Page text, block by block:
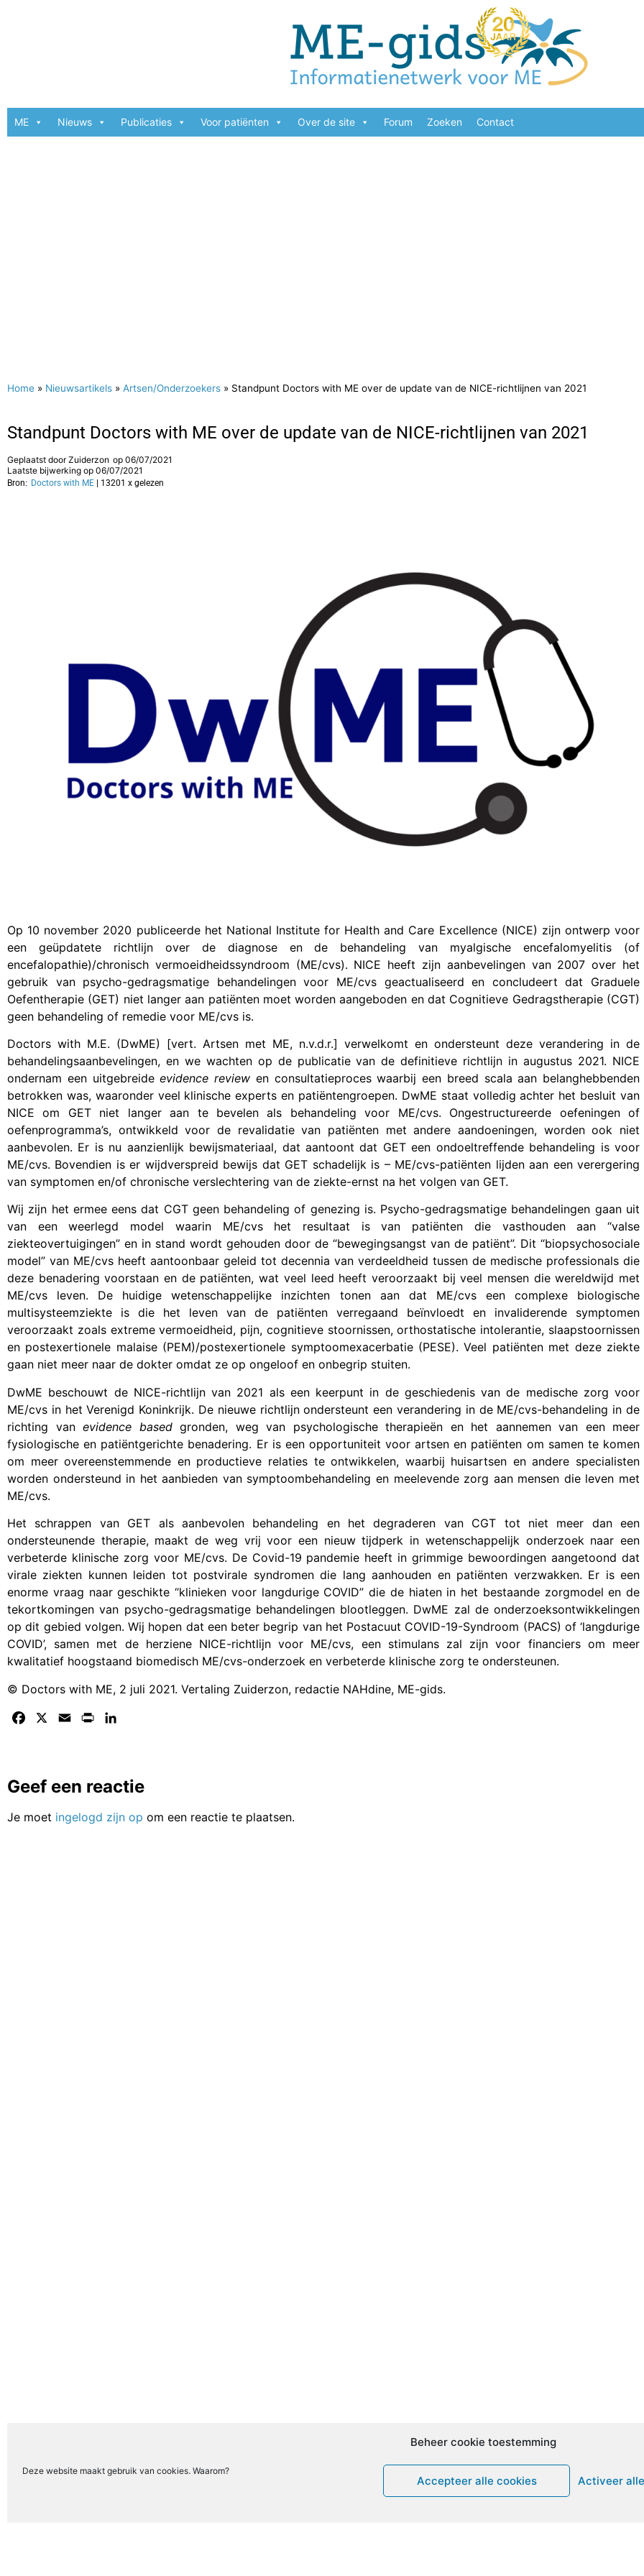
Beheer cookie toestemming
Deze website maakt gebruik van cookies. Waarom?
Accepteer alle cookies Activeer
ME Nieuws Publicaties Voor patiënten Over de site Forum Zoeken Contact
Home » Nieuwsartikels » Artsen/Onderzoekers » Standpunt Doctors with ME over de update van de NICE-richtlijnen van 2021
Standpunt Doctors with ME over de update van de NICE-richtlijnen van 2021
Geplaatst doorZuiderzon op 06/07/2021
Laatste bijwerking op 06/07/2021
Bron: Doctors with ME | 13201 x gelezen
Op 10 november 2020 publiceerde het National Institute for Health and Care Excellence (NICE) zijn ontwerp voor
een geüpdatete richtlijn over de diagnose en de behandeling van myalgische encefalomyelitis (of
encefalopathie)/chronisch vermoeidheidssyndroom (ME/cvs). NICE heeft zijn aanbevelingen van 2007 over het
gebruik van psycho-gedragsmatige behandelingen voor ME/cvs geactualiseerd en concludeert dat Graduele
Oefentherapie (GET) niet langer aan patiënten moet worden aangeboden en dat Cognitieve Gedragstherapie (CGT)
geen behandeling of remedie voor ME/cvs is.
Doctors with M.E. (DwME) [vert. Artsen met ME, n.v.d.r.] verwelkomt en ondersteunt deze verandering in de
behandelingsaanbevelingen, en we wachten op de publicatie van de definitieve richtlijn in augustus 2021. NICE
ondernam een uitgebreideevidence review en consultatieproces waarbij een breed scala aan belanghebbenden
betrokken was, waaronder veel klinische experts en patiëntengroepen. DwME staat volledig achter het besluit van
NICE om GET niet langer aan te bevelen als behandeling voor ME/cvs. Ongestructureerde oefeningen of
oefenprogramma’s, ontwikkeld voor de revalidatie van patiënten met andere aandoeningen, worden ook niet
aanbevolen. Er is nu aanzienlijk bewijsmateriaal, dat aantoont dat GET een ondoeltreffende behandeling is voor
ME/cvs. Bovendien is er wijdverspreid bewijs dat GET schadelijk is – ME/cvs-patiënten lijden aan een verergering
van symptomen en/of chronische verslechtering van de ziekte-ernst na het volgen van GET.
Wij zijn het ermee eens dat CGT geen behandeling of genezing is. Psycho-gedragsmatige behandelingen gaan uit
van een weerlegd model waarin ME/cvs het resultaat is van patiënten die vasthouden aan “valse
ziekteovertuigingen” en in stand wordt gehouden door de “bewegingsangst van de patiënt”. Dit “biopsychosociale
model” van ME/cvs heeft aantoonbaar geleid tot decennia van verdeeldheid tussen de medische professionals die
deze benadering voorstaan en de patiënten, wat veel leed heeft veroorzaakt bij veel mensen die wereldwijd met
ME/cvs leven. De huidige wetenschappelijke inzichten tonen aan dat ME/cvs een complexe biologische
multisysteemziekte is die het leven van de patiënten verregaand beïnvloedt en invaliderende symptomen
veroorzaakt zoals extreme vermoeidheid, pijn, cognitieve stoornissen, orthostatische intolerantie, slaapstoornissen
en postexertionele malaise (PEM)/postexertionele symptoomexacerbatie (PESE). Veel patiënten met deze ziekte
gaan niet meer naar de dokter omdat ze op ongeloof en onbegrip stuiten.
DwME beschouwt de NICE-richtlijn van 2021 als een keerpunt in de geschiedenis van de medische zorg voor
ME/cvs in het Verenigd Koninkrijk. De nieuwe richtlijn ondersteunt een verandering in de ME/cvs-behandeling in de
richting van evidence basedgronden, weg van psychologische therapieën en het aannemen van een meer
fysiologische en patiëntgerichte benadering. Er is een opportuniteit voor artsen en patiënten om samen te komen
om meer overeenstemmende en productieve relaties te ontwikkelen, waarbij huisartsen en andere specialisten
worden ondersteund in het aanbieden van symptoombehandeling en meelevende zorg aan mensen die leven met
ME/cvs.
Het schrappen van GET als aanbevolen behandeling en het degraderen van CGT tot niet meer dan een
ondersteunende therapie, maakt de weg vrij voor een nieuw tijdperk in wetenschappelijk onderzoek naar een
verbeterde klinische zorg voor ME/cvs. De Covid-19 pandemie heeft in grimmige bewoordingen aangetoond dat
virale ziekten kunnen leiden tot postvirale syndromen die lang aanhouden en patiënten verzwakken. Er is een
enorme vraag naar geschikte “klinieken voor langdurige COVID” die de hiaten in het bestaande zorgmodel en de
tekortkomingen van psycho-gedragsmatige behandelingen blootleggen. DwME zal de onderzoeksontwikkelingen
op dit gebied volgen. Wij hopen dat een beter begrip van het Postacuut COVID-19-Syndroom (PACS) of ‘langdurige
COVID’, samen met de herziene NICE-richtlijn voor ME/cvs, een stimulans zal zijn voor financiers om meer
kwalitatief hoogstaand biomedisch ME/cvs-onderzoek en verbeterde klinische zorg te ondersteunen.
© Doctors with ME, 2 juli 2021. Vertaling Zuiderzon, redactie NAHdine, ME-gids.
Facebook Email Print
Geef een reactie
Je moet ingelogd zijn op om een reactie te plaatsen.